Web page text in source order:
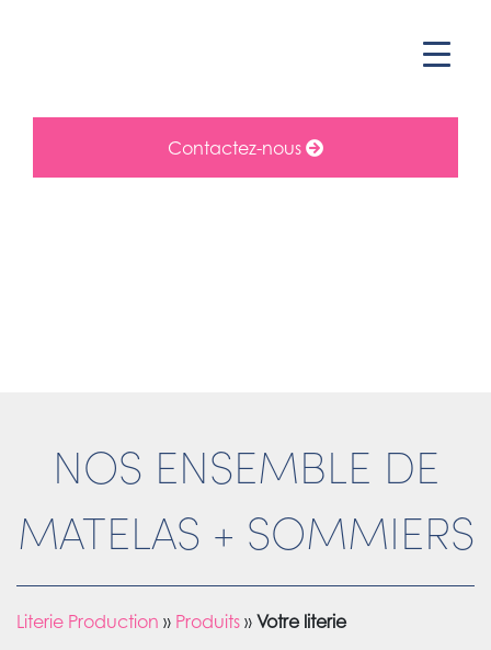
Contactez-nous
NOS ENSEMBLE DE
MATELAS + SOMMIERS
Literie Production » Produits » Votre literie